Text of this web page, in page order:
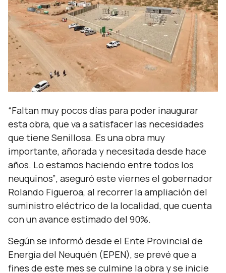
“Faltan muy pocos días para poder inaugurar
esta obra, que va a satisfacer las necesidades
que tiene Senillosa. Es una obra muy
importante, añorada y necesitada desde hace
años. Lo estamos haciendo entre todos los
neuquinos”, aseguró este viernes el gobernador
Rolando Figueroa, al recorrer la ampliación del
suministro eléctrico de la localidad, que cuenta
con un avance estimado del 90%.
Según se informó desde el Ente Provincial de
Energía del Neuquén (EPEN), se prevé que a
fines de este mes se culmine la obra y se inicie